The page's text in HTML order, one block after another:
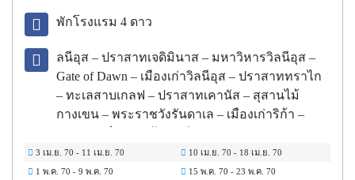
พักโรงแรม 4 ดาว
ลนีอุส – ปราสาทเจดิมินาส – มหาวิหารวิลนีอุส –
Gate of Dawn – เมืองเก่าวิลนีอุส – ปราสาททราไก
– ทะเลสาบเกลฟ – ปราสาทเคานัส – สุสานไม้
กางเขน – พระราชวังรันดาเล – เมืองเก่าริก้า –
– ถ้ำกัทแมน – ปราสาททูไรดา – แปร์นู – พระราช
วังแคทเดอริก – เมืองเก่าทาลลินน์ – โบสถ์อเล็ก
3 เม.ย. 70 - 11 เม.ย. 70 10 เม.ย. 70 - 18 เม.ย. 70
1 พ.ค. 70 - 9 พ.ค. 70 15 พ.ค. 70 - 23 พ.ค. 70